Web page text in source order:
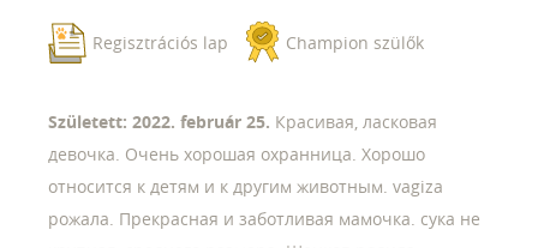
Regisztrációs lap Champion szülők
Született: 2022. február 25. Красивая, ласковая
девочка. Очень хорошая охранница. Хорошо
относится к детям и к другим животным. vagiza
рожала. Прекрасная и заботливая мамочка. сука не